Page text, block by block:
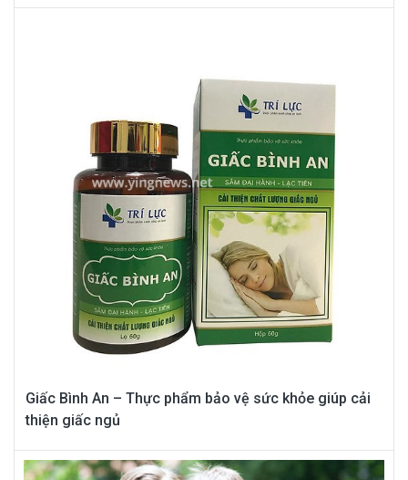
Giấc Bình An – Thực phẩm bảo vệ sức khỏe giúp cải
thiện giấc ngủ